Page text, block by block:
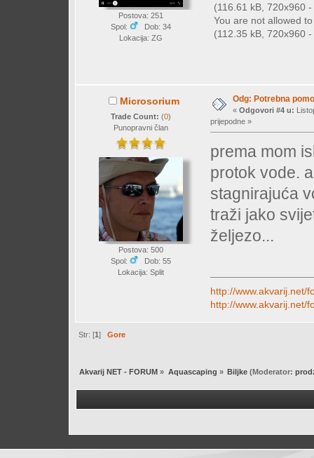
Postova: 251
Spol:
Dob: 34
Lokacija: ZG
(116.61 kB, 720x960
You are not allowed
(112.35 kB, 720x960
Microsorium
Trade Count: (0)
Punopravni član
Postova: 500
Spol:
Dob: 55
Lokacija: Split
Odg: Potrebna
« Odgovori #4 u:
prijepodne »
prema mom
protok vode.
stagnirajuća
traži jako
željezo...
http://www.akvarij.net/
http://www.akvarij.net/
Str: [1]Gore
Akvarij NET - FORUM » Aquascaping » Biljke (Moderator: